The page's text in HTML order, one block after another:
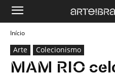
Início
Arte Colecionismo
MAM RIO